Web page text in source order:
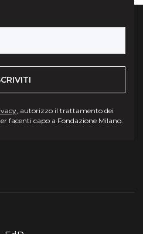
, autorizzo il trattamento dei
facenti capo a Fondazione Milano.